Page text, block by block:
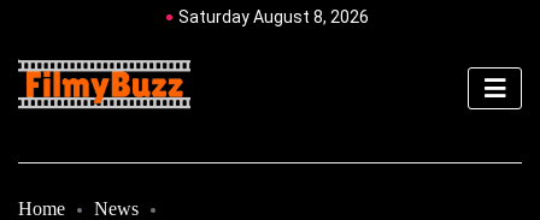
Saturday August 8, 2026
Home
News